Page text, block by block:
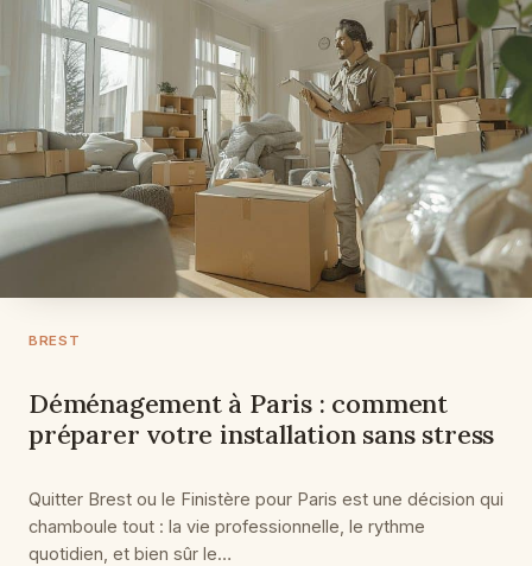
BREST
Déménagement à Paris : comment
préparer votre installation sans stress
Quitter Brest ou le Finistère pour Paris est une décision qui
chamboule tout : la vie professionnelle, le rythme
quotidien, et bien sûr le…